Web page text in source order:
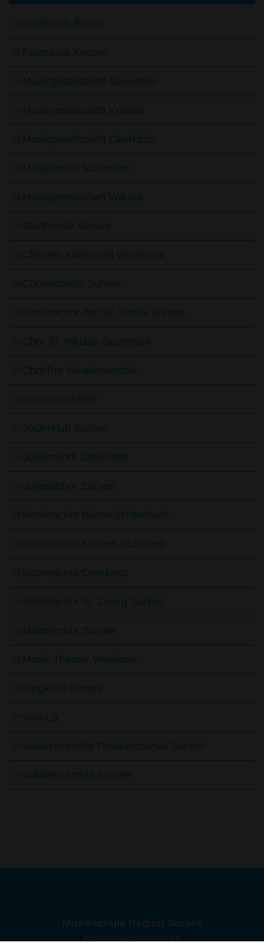
Feldmusik Büron
Feldmusik Knutwil
Musikgesellschaft Geuensee
Musikgesellschaft Knutwil
Musikgesellschaft Oberkirch
Musikverein Schenkon
Musikgesellschaft Wauwil
Stadtmusik Sursee
Chinder-Jodelchörli Geuensee
Choralschola Sursee
Kirchenchor der ref. Kirche Sursee
Chor St. Niklaus Geuensee
ChorTon Vokalensemble
donne cantabile
Jodlerklub Sursee
Jodlerchörli Geuensee
Jugendchor Sursee
Kirchenchor Büron-Schlierbach
Kirchenchor Knutwil-St.Erhard
Kirchenchor Oberkirch
Kirchenchor St. Georg Sursee
Männerchor Sursee
Musik Theater Werkstatt
Singkreis Sursee
Voix-Là
Vokalensemble ProMusicaViva Sursee
Vokalensemble Sursee
Musikschule Region Sursee
Geuenseestrasse 2b